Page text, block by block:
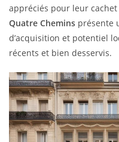
appréciés pour leur
Quatre Chemins présente
d’acquisition et potentiel
récents et bien desservis.